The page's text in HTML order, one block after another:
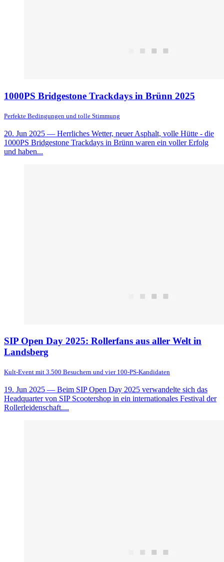
1000PS Bridgestone Trackdays in Brünn 2025
Perfekte Bedingungen und tolle Stimmung
20. Jun 2025 — Herrliches Wetter, neuer Asphalt, volle Hütte - die
1000PS Bridgestone Trackdays in Brünn waren ein voller Erfolg
und haben...
SIP Open Day 2025: Rollerfans aus aller Welt in
Landsberg
Kult-Event mit 3.500 Besuchern und vier 100-PS-Kandidaten
19. Jun 2025 — Beim SIP Open Day 2025 verwandelte sich das
Headquarter von SIP Scootershop in ein internationales Festival der
Rollerleidenschaft....